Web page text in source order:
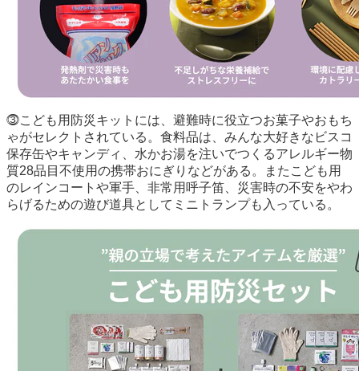
⓷こども用防災キットには、避難時に役立つお菓子やおもち
ゃがセレクトされている。食料品は、みんな大好きなビスコ
保存缶やキャンディ、水かお湯を注いでつくるアレルギー物
質28品目不使用の携帯おにぎりなどがある。またこども用
のレインコートや軍手、非常用呼子笛、災害時の不安をやわ
らげるための遊び道具としてミニトランプも入っている。